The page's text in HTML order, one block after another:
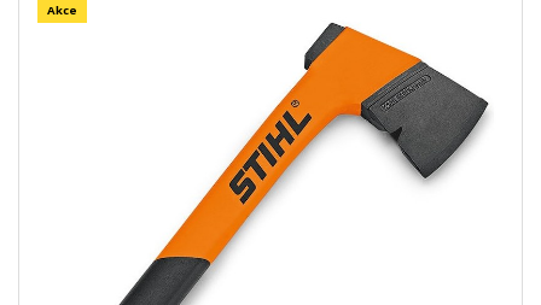
Akce